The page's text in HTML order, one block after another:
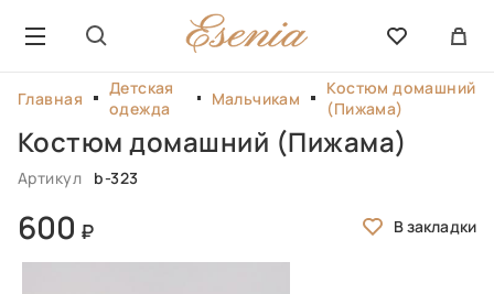
Главная
Детская
одежда
Мальчикам
Костюм домашний
(Пижама)
Костюм домашний (Пижама)
Артикул b-323
600